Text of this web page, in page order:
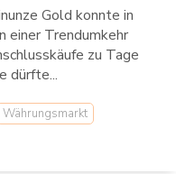
Gold konnte in
einer Trendumkehr
zu Tage
dürfte...
Währungsmarkt